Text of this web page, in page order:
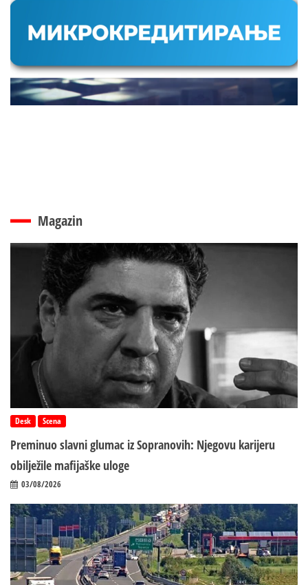
Magazin
Desk Scena
Preminuo slavni glumac iz Sopranovih: Njegovu karijeru
obilježile mafijaške uloge
03/08/2026